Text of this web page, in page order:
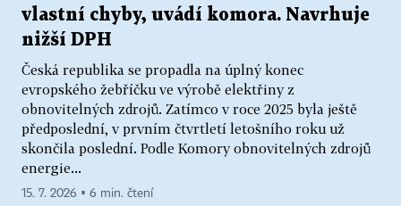
vlastní chyby, uvádí komora. Navrhuje
nižší DPH
Česká republika se propadla na úplný konec
evropského žebříčku ve výrobě elektřiny z
obnovitelných zdrojů. Zatímco v roce 2025 byla ještě
předposlední, v prvním čtvrtletí letošního roku už
skončila poslední. Podle Komory obnovitelných zdrojů
energie...
15. 7. 2026 ▪ 6 min. čtení